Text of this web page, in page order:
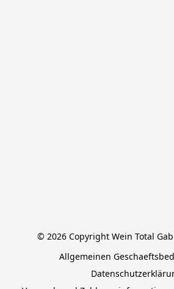
© 2026 Copyright Wein Total
Allgemeinen